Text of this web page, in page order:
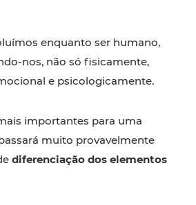
enquanto ser humano,
nos, não só fisicamente,
e psicologicamente.
importantes para uma
muito provavelmente
diferenciação dos elementos